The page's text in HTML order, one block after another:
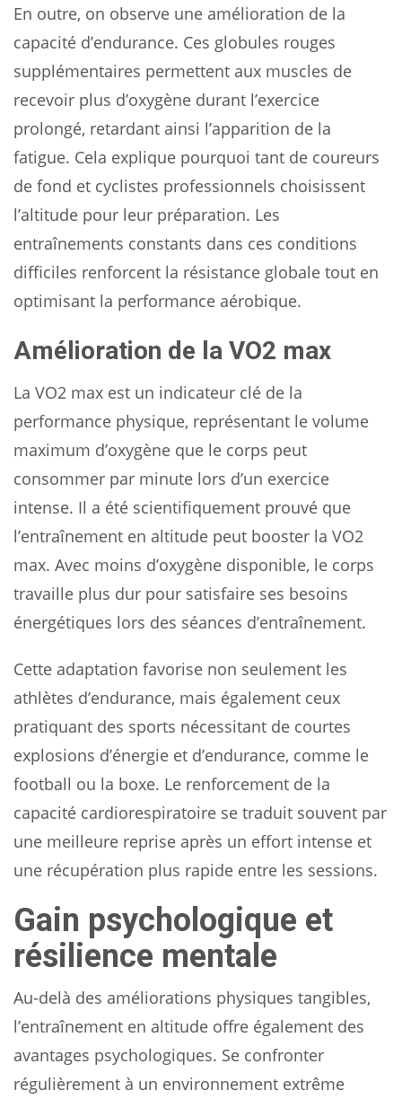
En outre, on observe une amélioration de la
capacité d’endurance. Ces globules rouges
supplémentaires permettent aux muscles de
recevoir plus d’oxygène durant l’exercice
prolongé, retardant ainsi l’apparition de la
fatigue. Cela explique pourquoi tant de coureurs
de fond et cyclistes professionnels choisissent
l’altitude pour leur préparation. Les
entraînements constants dans ces conditions
difficiles renforcent la résistance globale tout en
optimisant la performance aérobique.
Amélioration de la VO2 max
La VO2 max est un indicateur clé de la
performance physique, représentant le volume
maximum d’oxygène que le corps peut
consommer par minute lors d’un exercice
intense. Il a été scientifiquement prouvé que
l’entraînement en altitude peut booster la VO2
max. Avec moins d’oxygène disponible, le corps
travaille plus dur pour satisfaire ses besoins
énergétiques lors des séances d’entraînement.
Cette adaptation favorise non seulement les
athlètes d’endurance, mais également ceux
pratiquant des sports nécessitant de courtes
explosions d’énergie et d’endurance, comme le
football ou la boxe. Le renforcement de la
capacité cardiorespiratoire se traduit souvent par
une meilleure reprise après un effort intense et
une récupération plus rapide entre les sessions.
Gain psychologique et
résilience mentale
Au-delà des améliorations physiques tangibles,
l’entraînement en altitude offre également des
avantages psychologiques. Se confronter
régulièrement à un environnement extrême